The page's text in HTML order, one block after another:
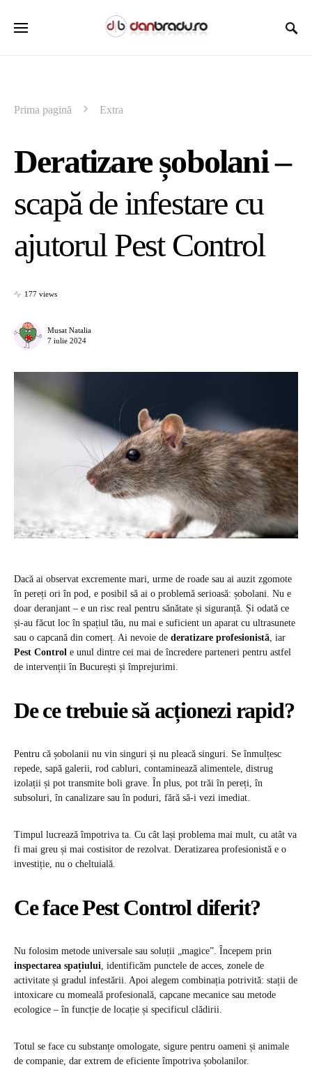
Prima pagină Extra
Deratizare șobolani –
scapă de infestare cu
ajutorul Pest Control
177 views
Musat Natalia
7 iulie 2024
Dacă ai observat excremente mari, urme de roade sau ai auzit zgomote
în pereți ori în pod, e posibil să ai o problemă serioasă: șobolani. Nu e
doar deranjant – e un risc real pentru sănătate și siguranță. Și odată ce
și-au făcut loc în spațiul tău, nu mai e suficient un aparat cu ultrasunete
sau o capcană din comerț. Ai nevoie de deratizare profesionistă, iar
Pest Control e unul dintre cei mai de încredere parteneri pentru astfel
de intervenții în București și împrejurimi.
De ce trebuie să acționezi rapid?
Pentru că șobolanii nu vin singuri și nu pleacă singuri. Se înmulțesc
repede, sapă galerii, rod cabluri, contaminează alimentele, distrug
izolații și pot transmite boli grave. În plus, pot trăi în pereți, în
subsoluri, în canalizare sau în poduri, fără să-i vezi imediat.
Timpul lucrează împotriva ta. Cu cât lași problema mai mult, cu atât va
fi mai greu și mai costisitor de rezolvat. Deratizarea profesionistă e o
investiție, nu o cheltuială.
Ce face Pest Control diferit?
Nu folosim metode universale sau soluții „magice”. Începem prin
inspectarea spațiului, identificăm punctele de acces, zonele de
activitate și gradul infestării. Apoi alegem combinația potrivită: stații de
intoxicare cu momeală profesională, capcane mecanice sau metode
ecologice – în funcție de locație și specificul clădirii.
Totul se face cu substanțe omologate, sigure pentru oameni și animale
de companie, dar extrem de eficiente împotriva șobolanilor.